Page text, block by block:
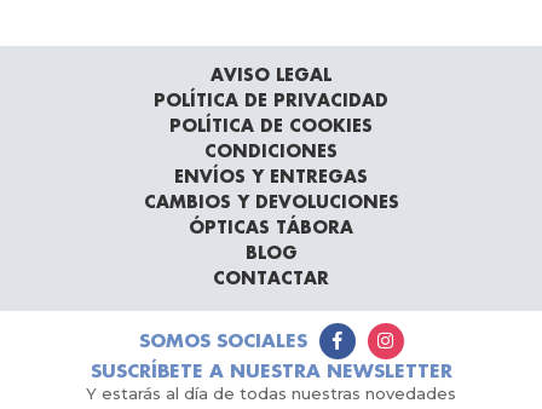
AVISO LEGAL
POLÍTICA DE PRIVACIDAD
POLÍTICA DE COOKIES
CONDICIONES
ENVÍOS Y ENTREGAS
CAMBIOS Y DEVOLUCIONES
ÓPTICAS TÁBORA
BLOG
CONTACTAR
SOMOS SOCIALES
SUSCRÍBETE A NUESTRA NEWSLETTER
Y estarás al día de todas nuestras novedades